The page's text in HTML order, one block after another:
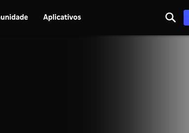
Aplicativos